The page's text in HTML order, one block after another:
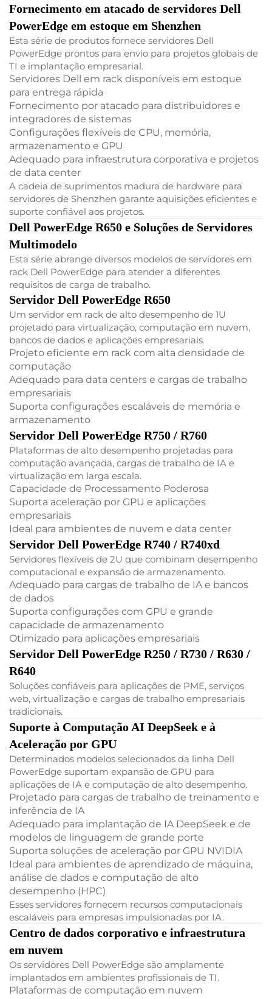
Fornecimento em atacado de servidores Dell
PowerEdge em estoque em Shenzhen
Esta série de produtos fornece servidores Dell
PowerEdge prontos para envio para projetos globais de
TI e implantação empresarial.
Servidores Dell em rack disponíveis em estoque
para entrega rápida
Fornecimento por atacado para distribuidores e
integradores de sistemas
Configurações flexíveis de CPU, memória,
armazenamento e GPU
Adequado para infraestrutura corporativa e projetos
de data center
A cadeia de suprimentos madura de hardware para
servidores de Shenzhen garante aquisições eficientes e
suporte confiável aos projetos.
Dell PowerEdge R650 e Soluções de Servidores
Multimodelo
Esta série abrange diversos modelos de servidores em
rack Dell PowerEdge para atender a diferentes
requisitos de carga de trabalho.
Servidor Dell PowerEdge R650
Um servidor em rack de alto desempenho de 1U
projetado para virtualização, computação em nuvem,
bancos de dados e aplicações empresariais.
Projeto eficiente em rack com alta densidade de
computação
Adequado para data centers e cargas de trabalho
empresariais
Suporta configurações escaláveis de memória e
armazenamento
Servidor Dell PowerEdge R750 / R760
Plataformas de alto desempenho projetadas para
computação avançada, cargas de trabalho de IA e
virtualização em larga escala.
Capacidade de Processamento Poderosa
Suporta aceleração por GPU e aplicações
empresariais
Ideal para ambientes de nuvem e data center
Servidor Dell PowerEdge R740 / R740xd
Servidores flexíveis de 2U que combinam desempenho
computacional e expansão de armazenamento.
Adequado para cargas de trabalho de IA e bancos
de dados
Suporta configurações com GPU e grande
capacidade de armazenamento
Otimizado para aplicações empresariais
Servidor Dell PowerEdge R250 / R730 / R630 /
R640
Soluções confiáveis para aplicações de PME, serviços
web, virtualização e cargas de trabalho empresariais
tradicionais.
Suporte à Computação AI DeepSeek e à
Aceleração por GPU
Determinados modelos selecionados da linha Dell
PowerEdge suportam expansão de GPU para
aplicações de IA e computação de alto desempenho.
Projetado para cargas de trabalho de treinamento e
inferência de IA
Adequado para implantação de IA DeepSeek e de
modelos de linguagem de grande porte
Suporta soluções de aceleração por GPU NVIDIA
Ideal para ambientes de aprendizado de máquina,
análise de dados e computação de alto
desempenho (HPC)
Esses servidores fornecem recursos computacionais
escaláveis para empresas impulsionadas por IA.
Centro de dados corporativo e infraestrutura
em nuvem
Os servidores Dell PowerEdge são amplamente
implantados em ambientes profissionais de TI.
Plataformas de computação em nuvem